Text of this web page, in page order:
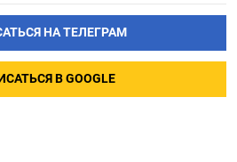
НА ТЕЛЕГРАМ
В GOOGLE